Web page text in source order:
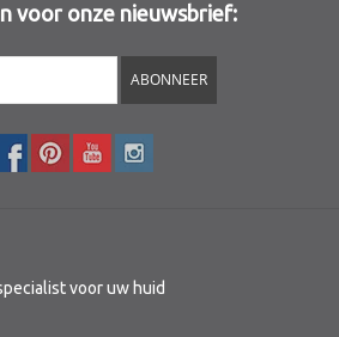
voor onze nieuwsbrief:
ABONNEER
voor uw huid